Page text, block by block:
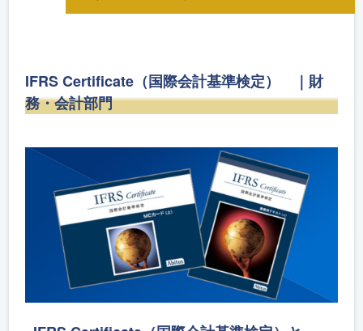
IFRS Certificate（国際会計基準検定） ｜財
務・会計部門